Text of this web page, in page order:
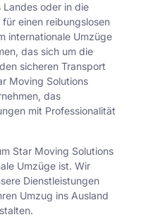
Landes oder in die
einen reibungslosen
internationale Umzüge
das sich um die
sicheren Transport
Moving Solutions
das
mit Professionalität
Star Moving Solutions
Umzüge ist. Wir
Dienstleistungen
Umzug ins Ausland